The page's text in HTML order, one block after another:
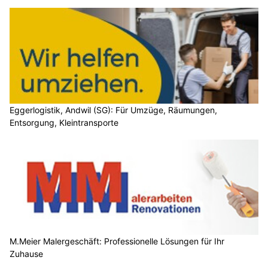
Eggerlogistik, Andwil (SG): Für Umzüge, Räumungen,
Entsorgung, Kleintransporte
M.Meier Malergeschäft: Professionelle Lösungen für Ihr
Zuhause